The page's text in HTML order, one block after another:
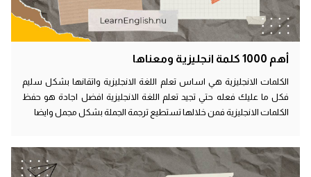
أهم 1000 كلمة انجليزية ومعناها
الكلمات الانجليزية هي اساس تعلم اللغة الانجليزية واتقانها بشكل سليم
فكل ما عليك فعله حتي تجيد تعلم اللغة الانجليزية افضل اجادة هو حفظ
الكلمات الانجليزية فمن خلالها تستطيع ترجمة الجملة بشكل مجمل وايضا